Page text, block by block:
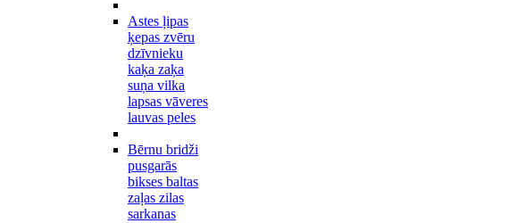
Astes ļipas
ķepas zvēru
dzīvnieku
kaķa zaķa
suņa vilka
lapsas vāveres
lauvas peles
Bērnu bridži
pusgarās
bikses baltas
zaļas zilas
sarkanas